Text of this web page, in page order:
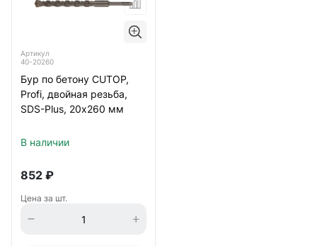
Артикул
40-20260
Бур по бетону CUTOP,
Profi, двойная резьба,
SDS-Plus, 20х260 мм
В наличии
852 ₽
Цена за шт.